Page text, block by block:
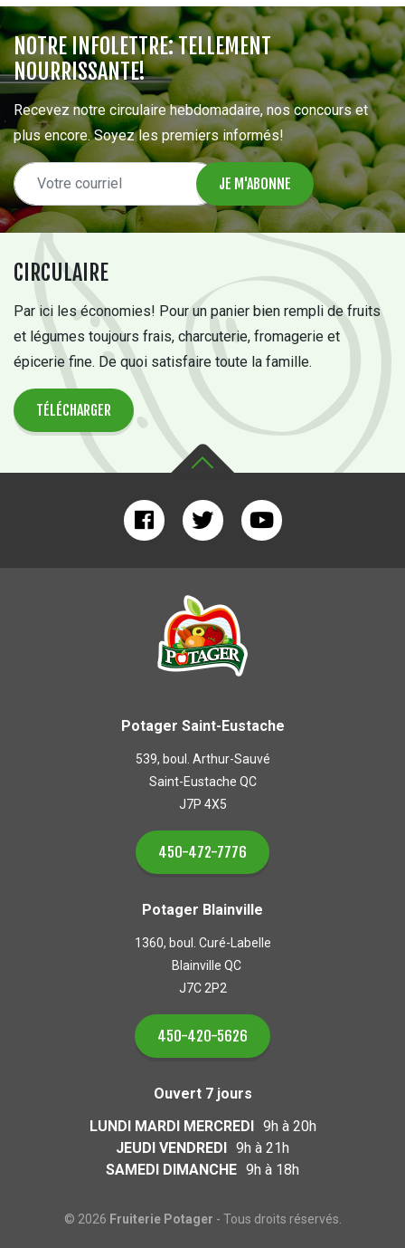
CIRCULAIRE
Par ici les économies! Pour un panier bien rempli de fruits
et légumes toujours frais, charcuterie, fromagerie et
épicerie fine. De quoi satisfaire toute la famille.
TÉLÉCHARGER
NOTRE INFOLETTRE: TELLEMENT
NOURRISSANTE!
Recevez notre circulaire hebdomadaire, nos concours et
plus encore. Soyez les premiers informés!
Potager Saint-Eustache
539, boul. Arthur-Sauvé
Saint-Eustache QC
J7P 4X5
450-472-7776
Potager Blainville
1360, boul. Curé-Labelle
Blainville QC
J7C 2P2
450-420-5626
Ouvert 7 jours
LUNDI MARDI MERCREDI 9h à 20h
JEUDI VENDREDI 9h à 21h
SAMEDI DIMANCHE 9h à 18h
© 2026 Fruiterie Potager - Tous droits réservés.